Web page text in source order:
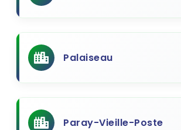
Palaiseau
Paray-Vieille-Poste